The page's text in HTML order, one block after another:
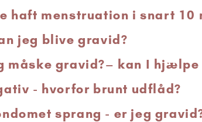
haft menstruation i snart 10
jeg blive gravid?
måske gravid?– kan I hjælpe
- hvorfor brunt udflåd?
sprang - er jeg